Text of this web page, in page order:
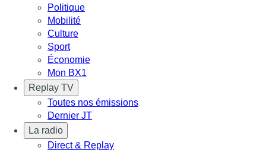
Politique
Mobilité
Culture
Sport
Économie
Mon BX1
Replay TV
Toutes nos émissions
Dernier JT
La radio
Direct & Replay